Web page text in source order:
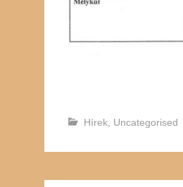
Hírek Uncategorised